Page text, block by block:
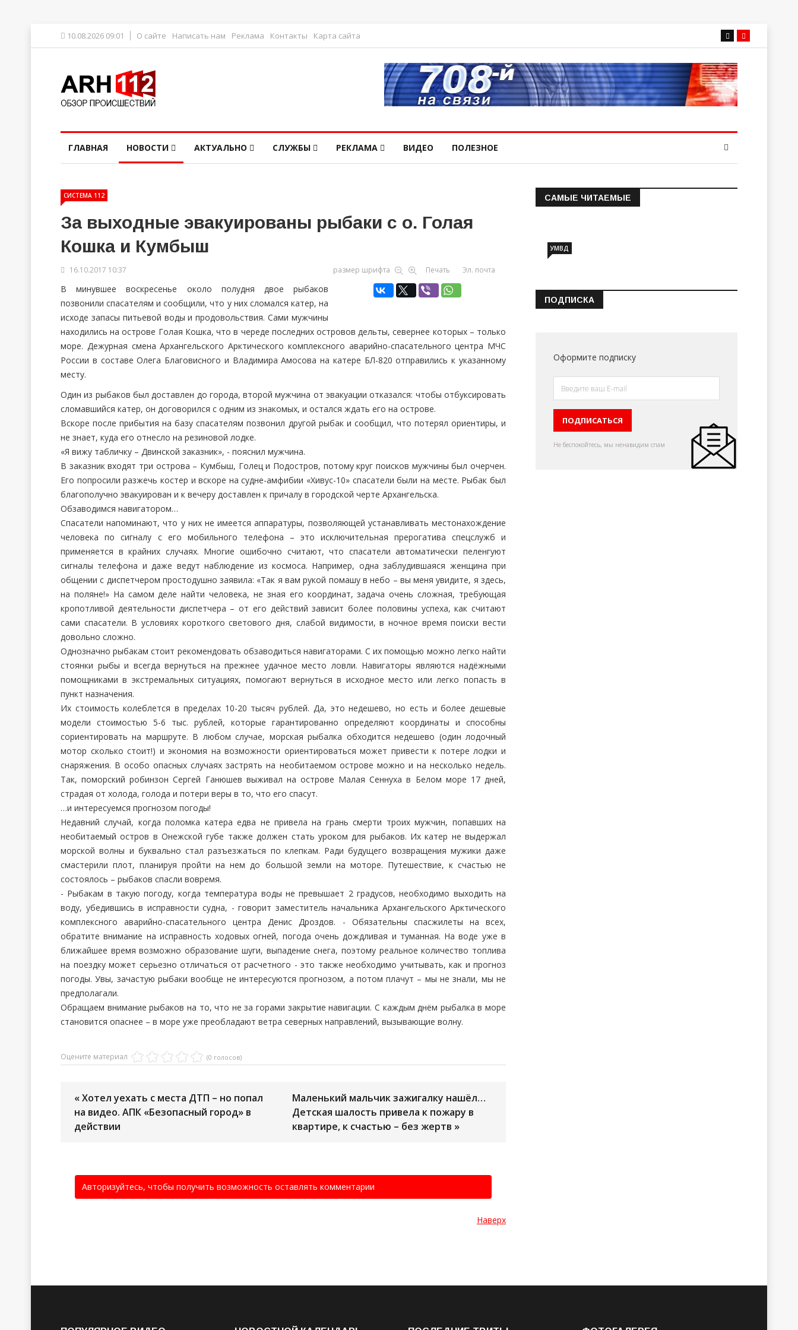
10.08.2026 09:01 О сайте Написать нам Реклама Контакты Карта сайта
ГЛАВНАЯ НОВОСТИ АКТУАЛЬНО СЛУЖБЫ РЕКЛАМА ВИДЕО ПОЛЕЗНОЕ
СИСТЕМА 112
За выходные эвакуированы рыбаки с о. Голая
Кошка и Кумбыш
16.10.2017 10:37 размер шрифта Печать Эл. почта
В минувшее воскресенье около полудня двое рыбаков
позвонили спасателям и сообщили, что у них сломался катер, на
исходе запасы питьевой воды и продовольствия. Сами мужчины
находились на острове Голая Кошка, что в череде последних островов дельты, севернее которых – только
море. Дежурная смена Архангельского Арктического комплексного аварийно-спасательного центра МЧС
России в составе Олега Благовисного и Владимира Амосова на катере БЛ-820 отправились к указанному
месту.
Один из рыбаков был доставлен до города, второй мужчина от эвакуации отказался: чтобы отбуксировать
сломавшийся катер, он договорился с одним из знакомых, и остался ждать его на острове.
Вскоре после прибытия на базу спасателям позвонил другой рыбак и сообщил, что потерял ориентиры, и
не знает, куда его отнесло на резиновой лодке.
«Я вижу табличку – Двинской заказник», - пояснил мужчина.
В заказник входят три острова – Кумбыш, Голец и Подостров, потому круг поисков мужчины был очерчен.
Его попросили разжечь костер и вскоре на судне-амфибии «Хивус-10» спасатели были на месте. Рыбак был
благополучно эвакуирован и к вечеру доставлен к причалу в городской черте Архангельска.
Обзаводимся навигатором…
Спасатели напоминают, что у них не имеется аппаратуры, позволяющей устанавливать местонахождение
человека по сигналу с его мобильного телефона – это исключительная прерогатива спецслужб и
применяется в крайних случаях. Многие ошибочно считают, что спасатели автоматически пеленгуют
сигналы телефона и даже ведут наблюдение из космоса. Например, одна заблудившаяся женщина при
общении с диспетчером простодушно заявила: «Так я вам рукой помашу в небо – вы меня увидите, я здесь,
на поляне!» На самом деле найти человека, не зная его координат, задача очень сложная, требующая
кропотливой деятельности диспетчера – от его действий зависит более половины успеха, как считают
сами спасатели. В условиях короткого светового дня, слабой видимости, в ночное время поиски вести
довольно сложно.
Однозначно рыбакам стоит рекомендовать обзаводиться навигаторами. С их помощью можно легко найти
стоянки рыбы и всегда вернуться на прежнее удачное место ловли. Навигаторы являются надёжными
помощниками в экстремальных ситуациях, помогают вернуться в исходное место или легко попасть в
пункт назначения.
Их стоимость колеблется в пределах 10-20 тысяч рублей. Да, это недешево, но есть и более дешевые
модели стоимостью 5-6 тыс. рублей, которые гарантированно определяют координаты и способны
сориентировать на маршруте. В любом случае, морская рыбалка обходится недешево (один лодочный
мотор сколько стоит!) и экономия на возможности ориентироваться может привести к потере лодки и
снаряжения. В особо опасных случаях застрять на необитаемом острове можно и на несколько недель.
Так, поморский робинзон Сергей Ганюшев выживал на острове Малая Сеннуха в Белом море 17 дней,
страдая от холода, голода и потери веры в то, что его спасут.
…и интересуемся прогнозом погоды!
Недавний случай, когда поломка катера едва не привела на грань смерти троих мужчин, попавших на
необитаемый остров в Онежской губе также должен стать уроком для рыбаков. Их катер не выдержал
морской волны и буквально стал разъезжаться по клепкам. Ради будущего возвращения мужики даже
смастерили плот, планируя пройти на нем до большой земли на моторе. Путешествие, к счастью не
состоялось – рыбаков спасли вовремя.
- Рыбакам в такую погоду, когда температура воды не превышает 2 градусов, необходимо выходить на
воду, убедившись в исправности судна, - говорит заместитель начальника Архангельского Арктического
комплексного аварийно-спасательного центра Денис Дроздов. - Обязательны спасжилеты на всех,
обратите внимание на исправность ходовых огней, погода очень дождливая и туманная. На воде уже в
ближайшее время возможно образование шуги, выпадение снега, поэтому реальное количество топлива
на поездку может серьезно отличаться от расчетного - это также необходимо учитывать, как и прогноз
погоды. Увы, зачастую рыбаки вообще не интересуются прогнозом, а потом плачут – мы не знали, мы не
предполагали.
Обращаем внимание рыбаков на то, что не за горами закрытие навигации. С каждым днём рыбалка в море
становится опаснее – в море уже преобладают ветра северных направлений, вызывающие волну.
Оцените материал (0 голосов)
« Хотел уехать с места ДТП – но попал
на видео. АПК «Безопасный город» в
действии
Маленький мальчик зажигалку нашёл…
Детская шалость привела к пожару в
квартире, к счастью – без жертв »
Авторизуйтесь, чтобы получить возможность оставлять комментарии
Наверх
САМЫЕ ЧИТАЕМЫЕ
Информация о состоянии
УМВД
ПОДПИСКА
Оформите подписку
Не беспокойтесь, мы ненавидим спам